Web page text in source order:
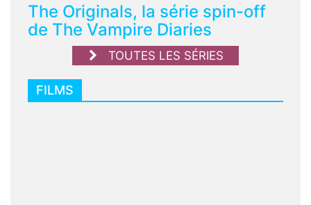
The Originals, la série spin-off
de The Vampire Diaries
TOUTES LES SÉRIES
FILMS